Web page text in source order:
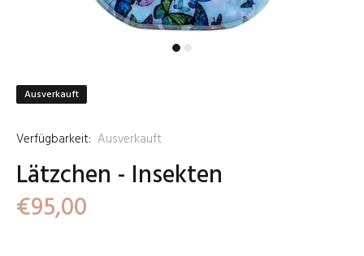
Ausverkauft
Verfügbarkeit: Ausverkauft
Lätzchen - Insekten
€95,00